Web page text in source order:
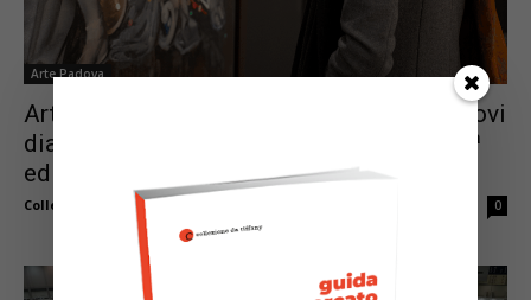
Arte Padova
ArtePadova 2025: tra grandi maestri e nuovi
dialoghi, le gallerie protagoniste della 35ª
edizione
Collezione da Tiffany 0